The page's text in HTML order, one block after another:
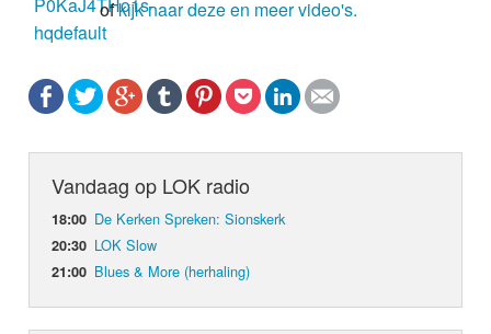
ofkijk naar deze en meer video's.
Vandaag op LOK radio
18:00 De Kerken Spreken: Sionskerk
20:30 LOK Slow
21:00 Blues & More (herhaling)